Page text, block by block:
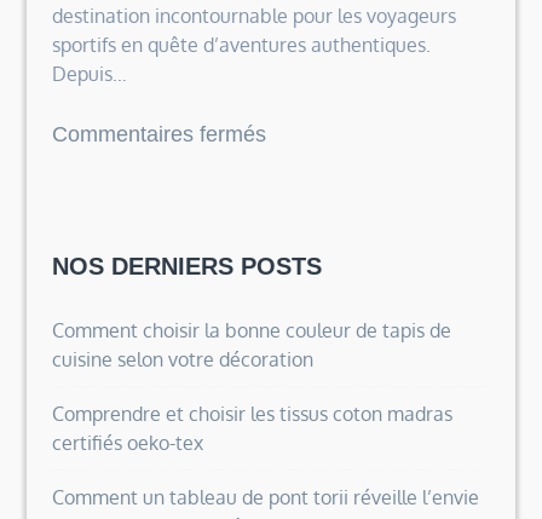
destination incontournable pour les voyageurs
sportifs en quête d’aventures authentiques.
Depuis…
Commentaires ferméssur
avec
Rio,
surf
et
Bahia
NOS DERNIERS POSTS
Comment choisir la bonne couleur de tapis de
cuisine selon votre décoration
Comprendre et choisir les tissus coton madras
certifiés oeko-tex
Comment un tableau de pont torii réveille l’envie